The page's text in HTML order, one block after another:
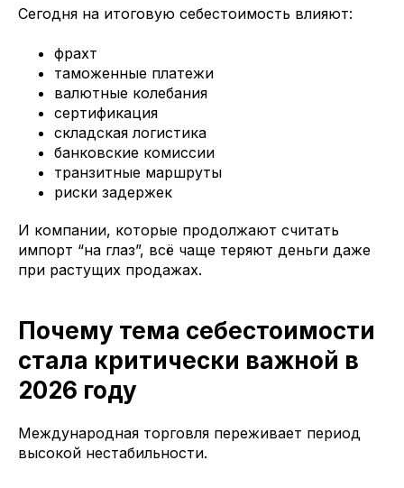
Сегодня на итоговую себестоимость влияют:
фрахт
таможенные платежи
валютные колебания
сертификация
складская логистика
банковские комиссии
транзитные маршруты
риски задержек
И компании, которые продолжают считать
импорт “на глаз”, всё чаще теряют деньги даже
при растущих продажах.
Почему тема себестоимости
стала критически важной в
2026 году
Международная торговля переживает период
высокой нестабильности.